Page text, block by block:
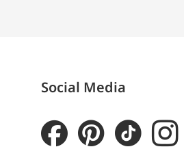
Social Media